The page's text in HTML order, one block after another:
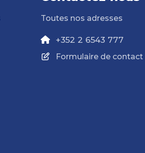
Toutes nos adresses
+352 2 6543 777
Formulaire de contact